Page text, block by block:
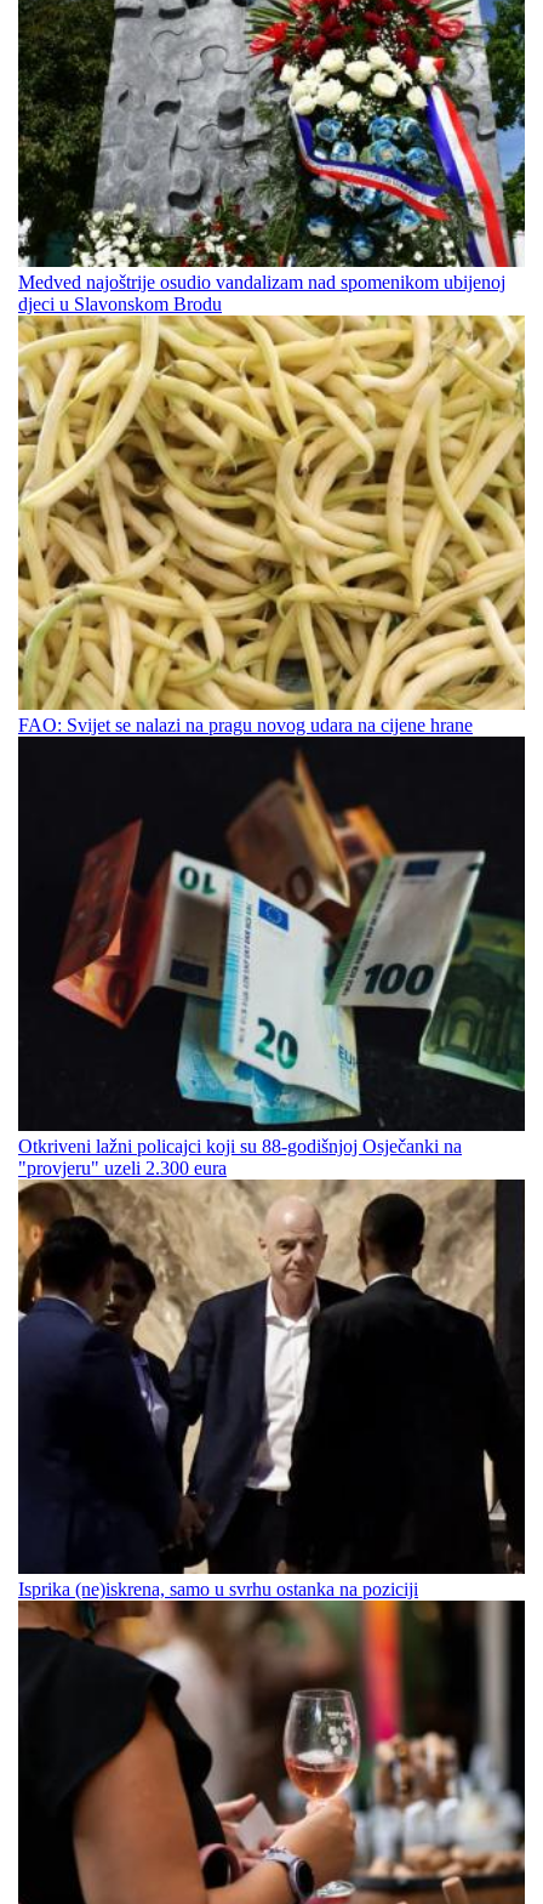
Medved najoštrije osudio vandalizam nad spomenikom ubijenoj
djeci u Slavonskom Brodu
FAO: Svijet se nalazi na pragu novog udara na cijene hrane
Otkriveni lažni policajci koji su 88-godišnjoj Osječanki na
"provjeru" uzeli 2.300 eura
Isprika (ne)iskrena, samo u svrhu ostanka na poziciji